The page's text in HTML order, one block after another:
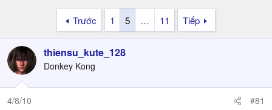
Trước 1 5 … 11 Tiếp
thiensu_kute_128
Donkey Kong
4/8/10 #81